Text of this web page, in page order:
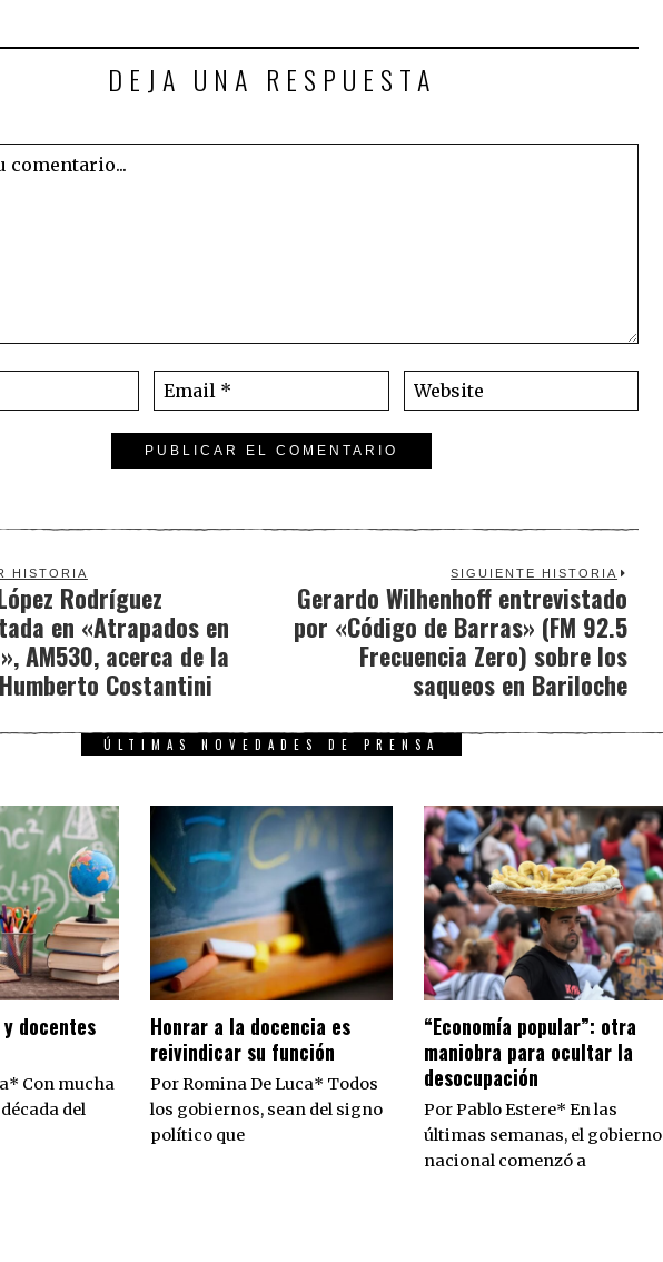
DEJA UNA RESPUESTA
HISTORIA
Rodríguez
en «Atrapados en
AM530, acerca de la
Costantini
SIGUIENTE HISTORIA
post:
Gerardo Wilhenhoff entrevistado
por «Código de Barras» (FM 92.5
Frecuencia Zero) sobre los
saqueos en Bariloche
ÚLTIMAS NOVEDADES DE PRENSA
docentes
Con mucha
del
​Honrar a la docencia es
reivindicar su función
Por Romina De Luca* Todos
los gobiernos, sean del signo
político que
“Economía popular”: otra
maniobra para ocultar la
desocupación
Por Pablo Estere* En las
últimas semanas, el gobierno
nacional comenzó a